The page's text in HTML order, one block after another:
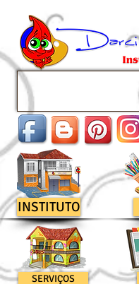
INSTITUTO
SERVIÇOS